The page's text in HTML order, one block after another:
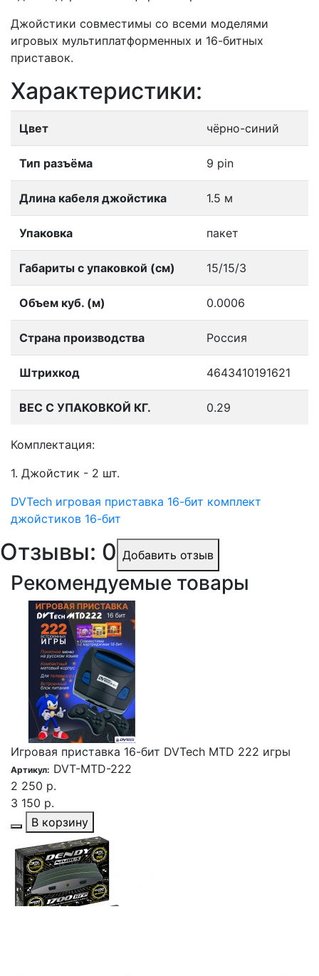
Джойстики совместимы со всеми моделями
игровых мультиплатформенных и 16-битных
приставок.
Характеристики:
Цвет чёрно-синий
Тип разъёма 9 pin
Длина кабеля джойстика 1.5 м
Упаковка пакет
Габариты с упаковкой (см) 15/15/3
Объем куб. (м) 0.0006
Страна производства Россия
Штрихкод 4643410191621
ВЕС С УПАКОВКОЙ КГ. 0.29
Комплектация:
1. Джойстик - 2 шт.
DVTech игровая приставка 16-бит комплект
джойстиков 16-бит
Отзывы: 0 Добавить отзыв
Рекомендуемые товары
Игровая приставка 16-бит DVTech MTD 222 игры
Артикул: DVT-MTD-222
2 250 р.
3 150 р.
В корзину